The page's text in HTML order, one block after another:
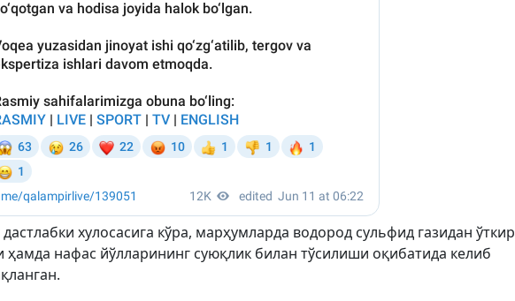
хулосасига кўра, марҳумларда водород сульфид газидан ўткир
нафас йўлларининг суюқлик билан тўсилиши оқибатида келиб